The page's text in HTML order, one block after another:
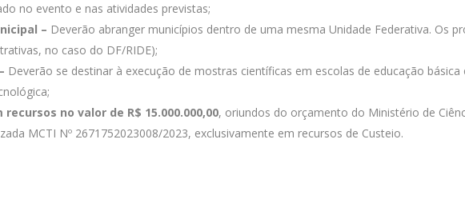
no evento e nas atividades previstas;
– Deverão abranger municípios dentro de uma mesma Unidade Federativa. Os
no caso do DF/RIDE);
Deverão se destinar à execução de mostras científicas em escolas de educação básica
no valor de R$ 15.000.000,00, oriundos do orçamento do Ministério de
MCTI Nº 2671752023008/2023, exclusivamente em recursos de Custeio.